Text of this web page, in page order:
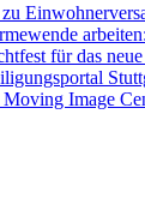
für das
Image